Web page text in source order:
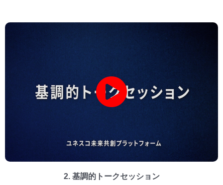
2. 基調的トークセッション